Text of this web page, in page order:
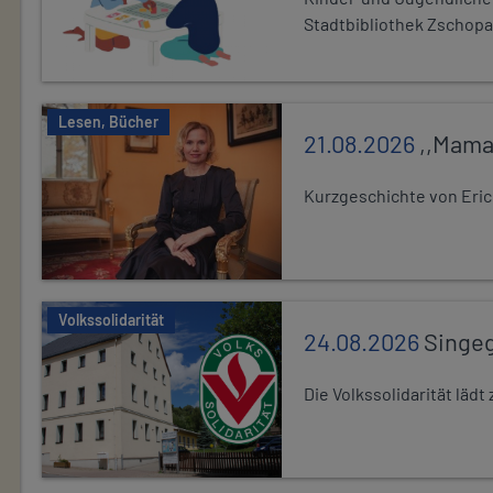
Stadtbibliothek
Lesen, Bücher
21.08.2026
Kurzgeschichte von
Volkssolidarität
24.08.2026
Die Volkssolidarität lädt